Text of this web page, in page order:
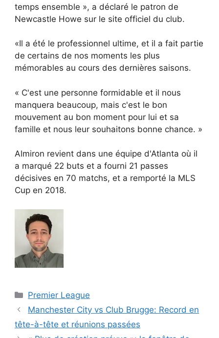
temps ensemble », a déclaré le patron de
Newcastle Howe sur le site officiel du club.
«Il a été le professionnel ultime, et il a fait partie
de certains de nos moments les plus
mémorables au cours des dernières saisons.
« C'est une personne formidable et il nous
manquera beaucoup, mais c'est le bon
mouvement au bon moment pour lui et sa
famille et nous leur souhaitons bonne chance. »
Almiron revient dans une équipe d'Atlanta où il
a marqué 22 buts et a fourni 21 passes
décisives en 70 matchs, et a remporté la MLS
Cup en 2018.
Catégories
Premier League
Manchester City vs Club Brugge: Record en
tête-à-tête et réunions passées